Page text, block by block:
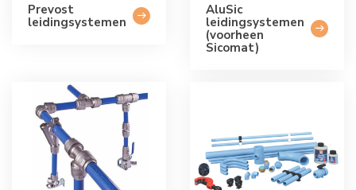
Prevost
leidingsystemen
AluSic
leidingsystemen
(voorheen
Sicomat)